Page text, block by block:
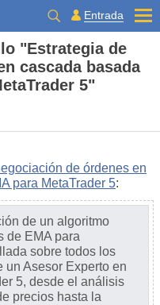
Entrada
"Estrategia de
cascada basada
5"
de órdenes en
para MetaTrader 5:
de un algoritmo
de EMA para
sobre todos los
un Asesor Experto en
5, desde el análisis
precios hasta la